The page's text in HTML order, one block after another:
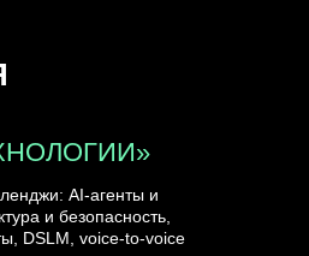
AI-агенты и
и безопасность,
DSLM, voice-to-voice